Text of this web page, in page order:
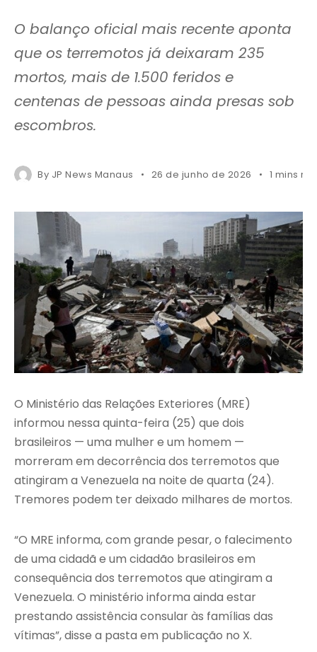
O balanço oficial mais recente aponta
que os terremotos já deixaram 235
mortos, mais de 1.500 feridos e
centenas de pessoas ainda presas sob
escombros.
By JP News Manaus 26 de junho de 2026 1 mins
O Ministério das Relações Exteriores (MRE)
informou nessa quinta-feira (25) que dois
brasileiros — uma mulher e um homem —
morreram em decorrência dos terremotos que
atingiram a Venezuela na noite de quarta (24).
Tremores podem ter deixado milhares de mortos.
“O MRE informa, com grande pesar, o falecimento
de uma cidadã e um cidadão brasileiros em
consequência dos terremotos que atingiram a
Venezuela. O ministério informa ainda estar
prestando assistência consular às famílias das
vítimas”, disse a pasta em publicação no X.